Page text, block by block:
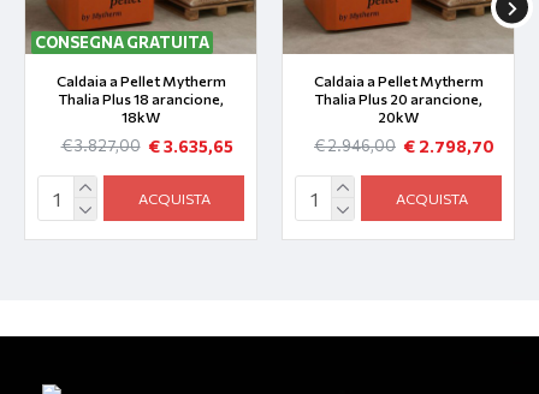
CONSEGNA GRATUITA
Caldaia a Pellet Mytherm
Thalia Plus 18 arancione,
18kW
€ 3.635,65
€ 3.827,00
ACQUISTA
Caldaia a Pellet Mytherm
Thalia Plus 20 arancione,
20kW
€ 2.798,70
€ 2.946,00
ACQUISTA